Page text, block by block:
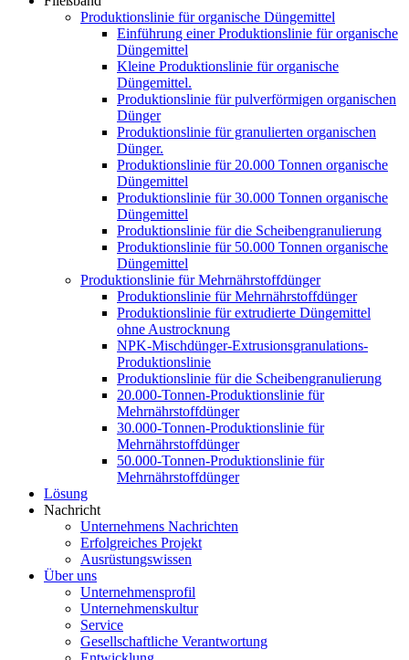
Produktionslinie für organische Düngemittel
Einführung einer Produktionslinie für organische
Düngemittel
Kleine Produktionslinie für organische
Düngemittel.
Produktionslinie für pulverförmigen organischen
Dünger
Produktionslinie für granulierten organischen
Dünger.
Produktionslinie für 20.000 Tonnen organische
Düngemittel
Produktionslinie für 30.000 Tonnen organische
Düngemittel
Produktionslinie für die Scheibengranulierung
Produktionslinie für 50.000 Tonnen organische
Düngemittel
Produktionslinie für Mehrnährstoffdünger
Produktionslinie für Mehrnährstoffdünger
Produktionslinie für extrudierte Düngemittel
ohne Austrocknung
NPK-Mischdünger-Extrusionsgranulations-
Produktionslinie
Produktionslinie für die Scheibengranulierung
20.000-Tonnen-Produktionslinie für
Mehrnährstoffdünger
30.000-Tonnen-Produktionslinie für
Mehrnährstoffdünger
50.000-Tonnen-Produktionslinie für
Mehrnährstoffdünger
Lösung
Nachricht
Unternehmens Nachrichten
Erfolgreiches Projekt
Ausrüstungswissen
Über uns
Unternehmensprofil
Unternehmenskultur
Service
Gesellschaftliche Verantwortung